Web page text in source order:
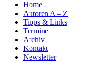
Home
Autoren A – Z
Tipps & Links
Termine
Archiv
Kontakt
Newsletter